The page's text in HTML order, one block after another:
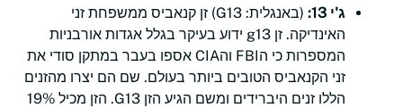
ג'י 13:
(באנגלית: G13) זן קנאביס ממשפחת זני
האינדיקה. זן g13 ידוע בעיקר בגלל אגדות אורבניות
המספרות כי הFBI והCIA אספו בעבר במתקן סודי את
זני הקנאביס הטובים ביותר בעולם. שם הם יצרו מהזנים
הללו זנים היברידים ומשם הגיע הזן G13. הזן מכיל 19%